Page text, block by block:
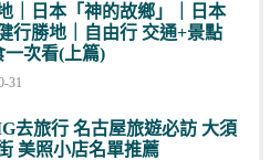
｜日本「神的故鄉」｜日本
行勝地｜自由行 交通+景點
一次看(上篇)
31
去旅行 名古屋旅遊必訪 大須
美照小店名單推薦